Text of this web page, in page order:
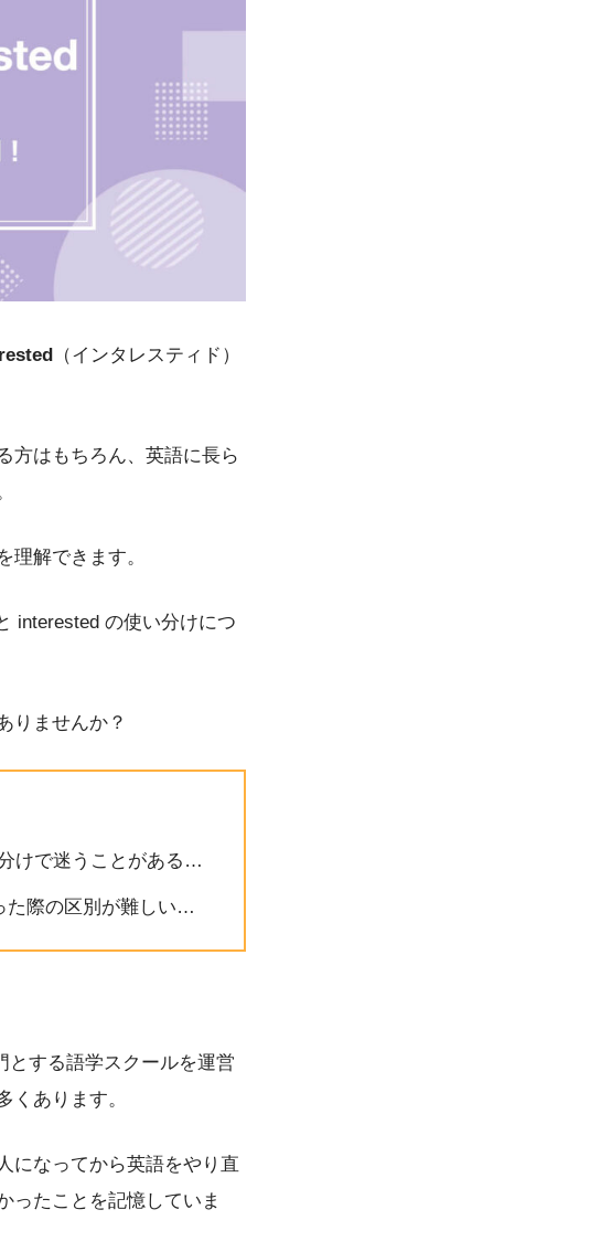
（インタレスティド）
方はもちろん、英語に長ら
理解できます。
interested の使い分けにつ
りませんか？
けで迷うことがある…
た際の区別が難しい…
する語学スクールを運営
くあります。
になってから英語をやり直
ったことを記憶していま